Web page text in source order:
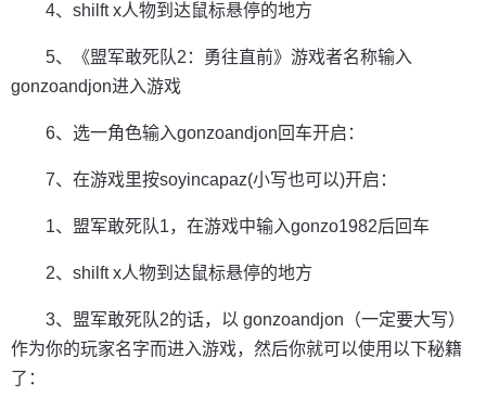
4、shilft x人物到达鼠标悬停的地方
5、《盟军敢死队2：勇往直前》游戏者名称输入
gonzoandjon进入游戏
6、选一角色输入gonzoandjon回车开启：
7、在游戏里按soyincapaz(小写也可以)开启：
1、盟军敢死队1，在游戏中输入gonzo1982后回车
2、shilft x人物到达鼠标悬停的地方
3、盟军敢死队2的话，以 gonzoandjon（一定要大写）
作为你的玩家名字而进入游戏，然后你就可以使用以下秘籍
了：